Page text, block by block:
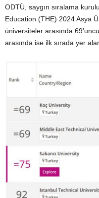
ODTÜ, saygın sıralama
Education (THE) 2024 Asya
üniversiteler arasında
arasında ise ilk sırada yer